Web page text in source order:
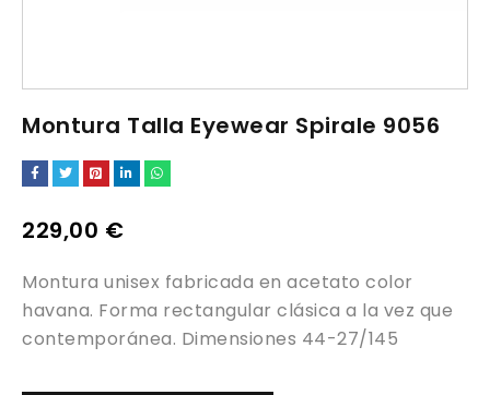
Montura Talla Eyewear Spirale 9056
229,00 €
Montura unisex fabricada en acetato color
havana. Forma rectangular clásica a la vez que
contemporánea. Dimensiones 44-27/145